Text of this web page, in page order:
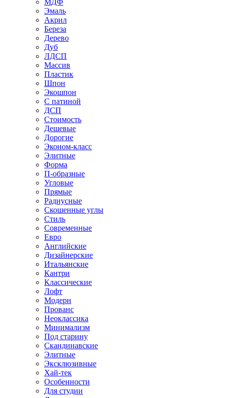
МДФ
Эмаль
Акрил
Береза
Дерево
Дуб
ЛДСП
Массив
Пластик
Шпон
Экошпон
С патиной
ДСП
Стоимость
Дешевые
Дорогие
Эконом-класс
Элитные
Форма
П-образные
Угловые
Прямые
Радиусные
Скошенные углы
Стиль
Современные
Евро
Английские
Дизайнерские
Итальянские
Кантри
Классические
Лофт
Модерн
Прованс
Неоклассика
Минимализм
Под старину
Скандинавские
Элитные
Эксклюзивные
Хай-тек
Особенности
Для студии